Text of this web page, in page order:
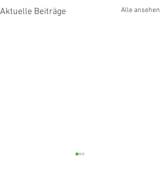
Aktuelle Beiträge Alle ansehen